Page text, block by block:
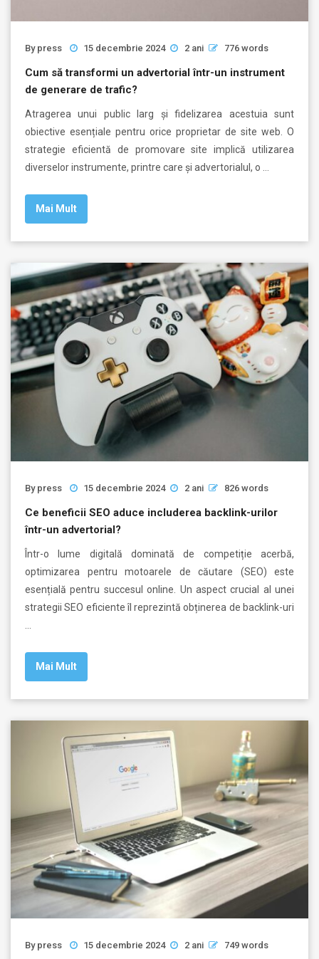
By press 15 decembrie 2024 2 ani 776 words
Cum să transformi un advertorial într-un instrument
de generare de trafic?
Atragerea unui public larg și fidelizarea acestuia sunt
obiective esențiale pentru orice proprietar de site web. O
strategie eficientă de promovare site implică utilizarea
diverselor instrumente, printre care și advertorialul, o …
Mai Mult
By press 15 decembrie 2024 2 ani 826 words
Ce beneficii SEO aduce includerea backlink-urilor
într-un advertorial?
Într-o lume digitală dominată de competiție acerbă,
optimizarea pentru motoarele de căutare (SEO) este
esențială pentru succesul online. Un aspect crucial al unei
strategii SEO eficiente îl reprezintă obținerea de backlink-uri
Mai Mult
By press 15 decembrie 2024 2 ani 749 words